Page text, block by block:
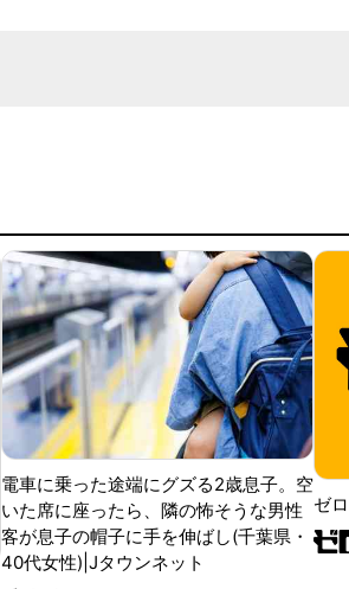
電車に乗った途端にグズる2歳息子。空
いた席に座ったら、隣の怖そうな男性
客が息子の帽子に手を伸ばし(千葉県・
40代女性)|Jタウンネット
ゼ